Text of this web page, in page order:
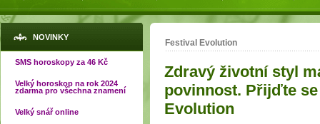
NOVINKY
SMS horoskopy za 46 Kč
Velký horoskop na rok 2024
zdarma pro všechna znamení
Velký snář online
Jste zde
Festival Evolution
Zdravý životní styl
povinnost. Přijďte
Evolution